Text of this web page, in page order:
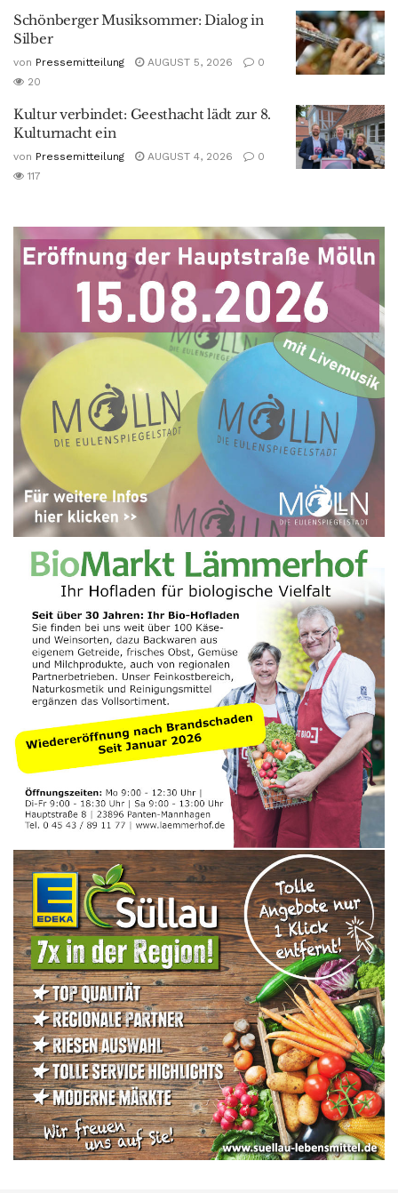
Schönberger Musiksommer: Dialog in
Silber
von Pressemitteilung AUGUST 5, 2026
0
20
Kultur verbindet: Geesthacht lädt zur 8.
Kulturnacht ein
von Pressemitteilung AUGUST 4, 2026
0
117